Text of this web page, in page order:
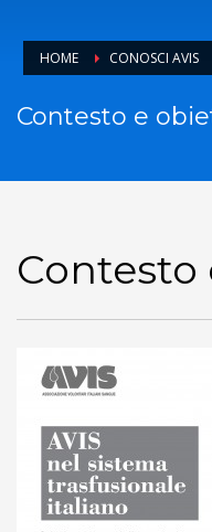
HOME CONOSCI AVIS
Contesto e